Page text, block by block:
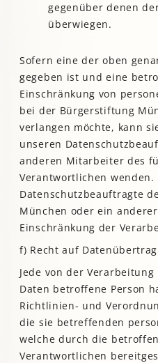
gegenüber denen
überwiegen.
Sofern eine der oben
gegeben ist und eine
Einschränkung von
bei der Bürgerstiftung
verlangen möchte, kann
unseren
anderen Mitarbeiter des
Verantwortlichen wenden.
Datenschutzbeauftragte
München oder ein
Einschränkung der
f) Recht auf
Jede von der
Daten betroffene Person
Richtlinien- und
die sie betreffenden
welche durch die
Verantwortlichen